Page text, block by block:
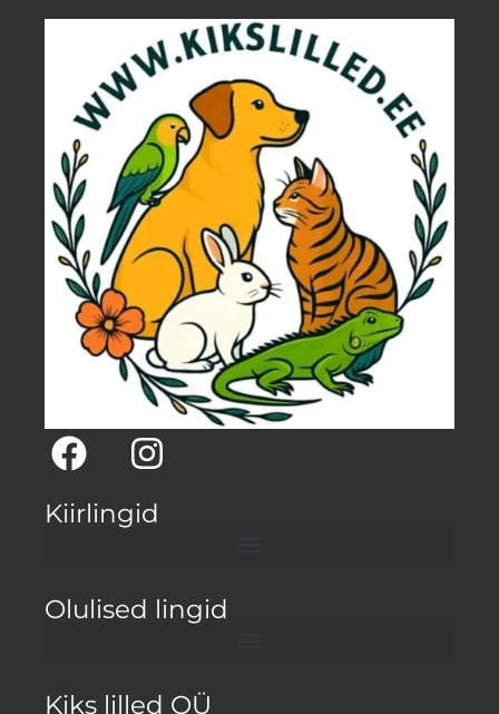
Kiirlingid
Olulised lingid
Kiks lilled OÜ